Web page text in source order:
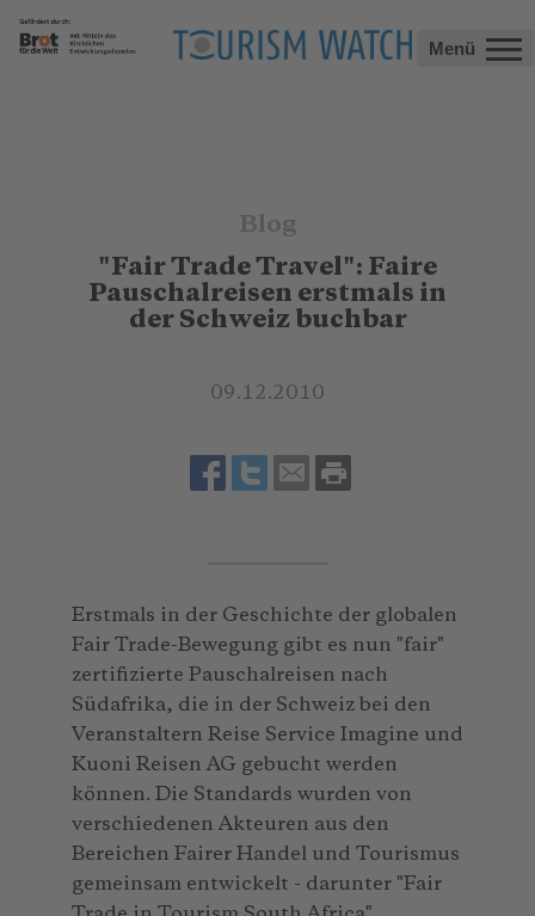
Menü
Blog
"Fair Trade Travel": Faire
Pauschalreisen erstmals in
der Schweiz buchbar
09.12.2010
Erstmals in der Geschichte der globalen
Fair Trade-Bewegung gibt es nun "fair"
zertifizierte Pauschalreisen nach
Südafrika, die in der Schweiz bei den
Veranstaltern Reise Service Imagine und
Kuoni Reisen AG gebucht werden
können. Die Standards wurden von
verschiedenen Akteuren aus den
Bereichen Fairer Handel und Tourismus
gemeinsam entwickelt - darunter "Fair